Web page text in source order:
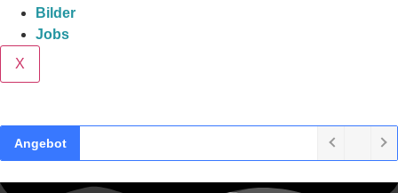
Bilder
Jobs
X
Angebot